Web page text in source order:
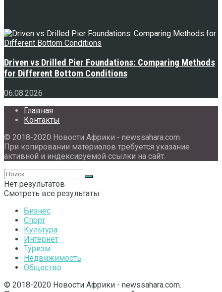
Driven vs Drilled Pier Foundations: Comparing Methods
for Different Bottom Conditions
06.08.2026
Главная
Контакты
© 2018-2020 Новости Африки - newssahara.com.
При копировании материалов требуется указание
активной и индексируемой ссылки на сайт.
Нет результатов
Смотреть все результаты
Бизнес
Спорт
Культура
Интернет
Туризм
Недвижимость
Общество
© 2018-2020 Новости Африки - newssahara.com.